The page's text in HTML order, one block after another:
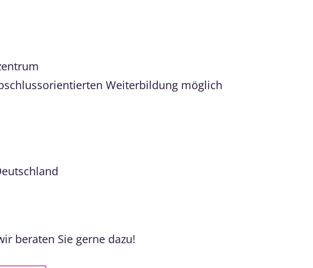
Weiterbildung möglich
beraten Sie gerne dazu!